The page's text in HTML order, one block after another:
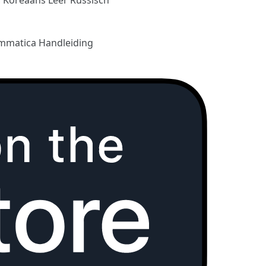
Handleiding